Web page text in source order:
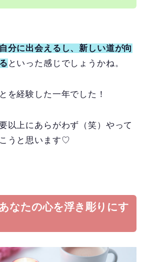
分に出会えるし、新しい道が向
といった感じでしょうかね。
を経験した一年でした！
以上にあらがわず（笑）やって
うと思います♡
なたの心を浮き彫りにす